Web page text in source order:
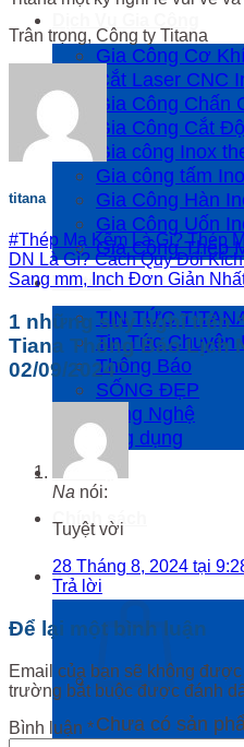
Gia Công Cơ
Cắt Laser CNC
Gia Công Chấn
Gia Công Cắt
Gia công Inox
Gia công tấm
Gia Công Hàn
Gia Công Uốn
Gia Công Thép
Tin tức
TIN TỨC
Tin Tức Chuyên
Thông Báo
SỐNG ĐẸP
Công Nghệ
Ứng dụng
Liên hệ
Chính sách
0₫
Chưa có sản
Trân trọng, Công ty Titana
titana
#Thép Mạ Kẽm Là Gì? Thép
DN Là Gì? Cách Quy Đổi
Sang mm, Inch Đơn Giản
1 những suy nghĩ trên
Tiana Thông Báo Lịch
02/09/2024”
Na nói:
Tuyệt vời
28 Tháng 8, 2024 tại
Trả lời
Để lại một bình luận
Email của bạn sẽ không
trường bắt buộc được đánh
Bình luận *